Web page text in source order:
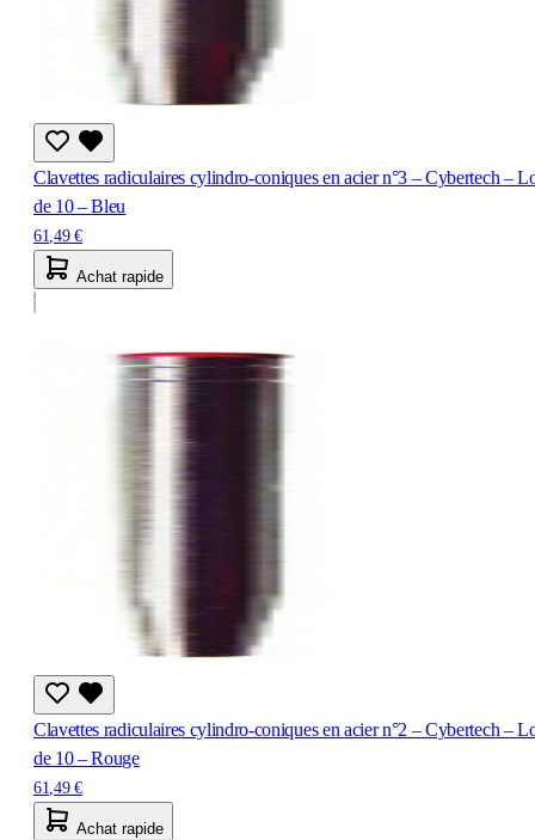
Clavettes radiculaires cylindro-coniques en acier n°3 – Cybertech –
de 10 – Bleu
61,49 €
Achat rapide
Clavettes radiculaires cylindro-coniques en acier n°2 – Cybertech –
de 10 – Rouge
61,49 €
Achat rapide